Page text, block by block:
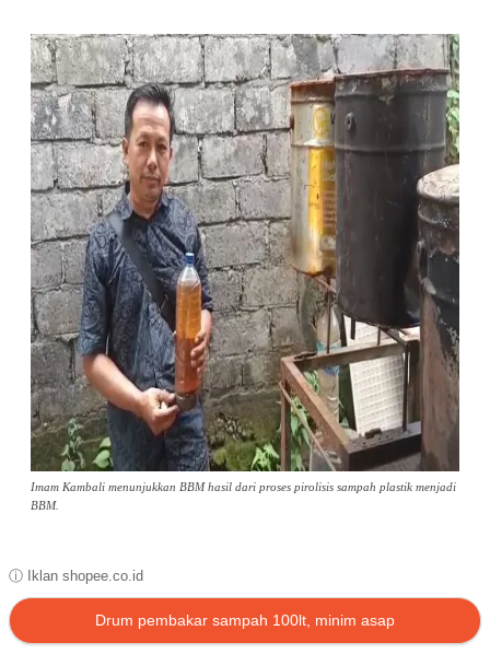
Imam Kambali menunjukkan BBM hasil dari proses pirolisis sampah plastik menjadi
BBM.
ⓘ Iklan shopee.co.id
Drum pembakar sampah 100lt, minim asap